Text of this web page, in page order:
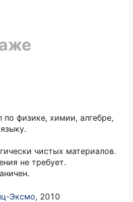
физике, химии, алгебре,
чистых материалов.
не требует.
Эксмо, 2010